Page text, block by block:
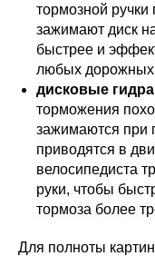
тормозной ручки
зажимают диск
быстрее и
любых дорожных
дисковые
торможения
зажимаются при
приводятся в
велосипедиста
руки, чтобы
тормоза более
Для полноты